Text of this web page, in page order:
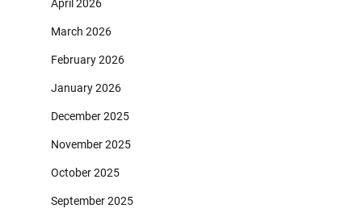
April 2026
March 2026
February 2026
January 2026
December 2025
November 2025
October 2025
September 2025